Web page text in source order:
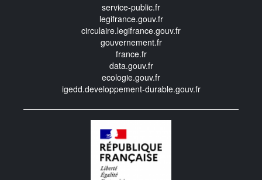
service-public.fr
legifrance.gouv.fr
circulaire.legifrance.gouv.fr
gouvernement.fr
france.fr
data.gouv.fr
ecologie.gouv.fr
igedd.developpement-durable.gouv.fr